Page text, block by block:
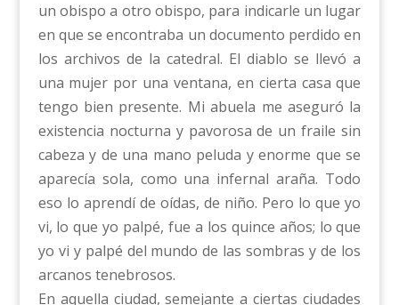
un obispo a otro obispo, para indicarle un lugar
en que se encontraba un documento perdido en
los archivos de la catedral. El diablo se llevó a
una mujer por una ventana, en cierta casa que
tengo bien presente. Mi abuela me aseguró la
existencia nocturna y pavorosa de un fraile sin
cabeza y de una mano peluda y enorme que se
aparecía sola, como una infernal araña. Todo
eso lo aprendí de oídas, de niño. Pero lo que yo
vi, lo que yo palpé, fue a los quince años; lo que
yo vi y palpé del mundo de las sombras y de los
arcanos tenebrosos.
En aquella ciudad, semejante a ciertas ciudades